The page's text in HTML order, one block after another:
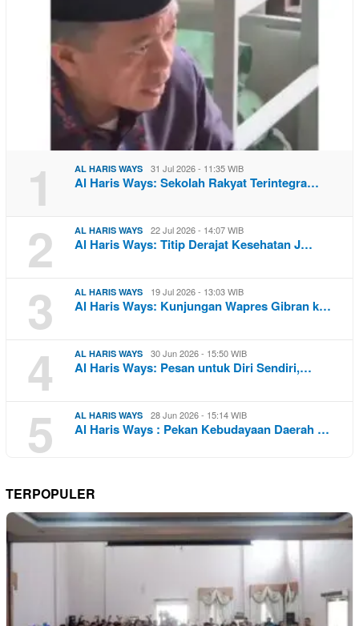
1 AL HARIS WAYS 31 Jul 2026 - 11:35 WIB
Al Haris Ways: Sekolah Rakyat Terintegra…
2 AL HARIS WAYS 22 Jul 2026 - 14:07 WIB
Al Haris Ways: Titip Derajat Kesehatan J…
3 AL HARIS WAYS 19 Jul 2026 - 13:03 WIB
Al Haris Ways: Kunjungan Wapres Gibran k…
4 AL HARIS WAYS 30 Jun 2026 - 15:50 WIB
Al Haris Ways: Pesan untuk Diri Sendiri,…
5 AL HARIS WAYS 28 Jun 2026 - 15:14 WIB
Al Haris Ways : Pekan Kebudayaan Daerah …
TERPOPULER